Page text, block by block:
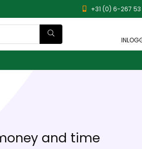
+31 (0) 6-267 53
and time